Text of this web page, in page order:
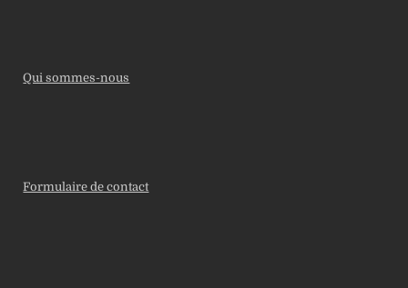
Qui sommes-nous
Formulaire de contact